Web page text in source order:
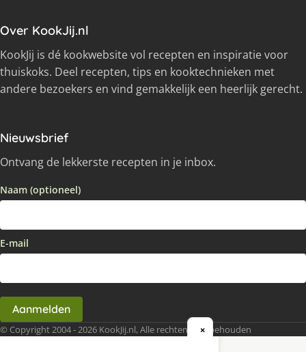
Over KookJij.nl
KookJij is dé kookwebsite vol recepten en inspiratie voor
thuiskoks. Deel recepten, tips en kooktechnieken met
andere bezoekers en vind gemakkelijk een heerlijk gerecht.
Nieuwsbrief
Ontvang de lekkerste recepten in je inbox.
Naam (optioneel)
E-mail
Aanmelden
© Copyright 2004 - 2026 KookJij.nl, Alle rechten voorbehouden
×